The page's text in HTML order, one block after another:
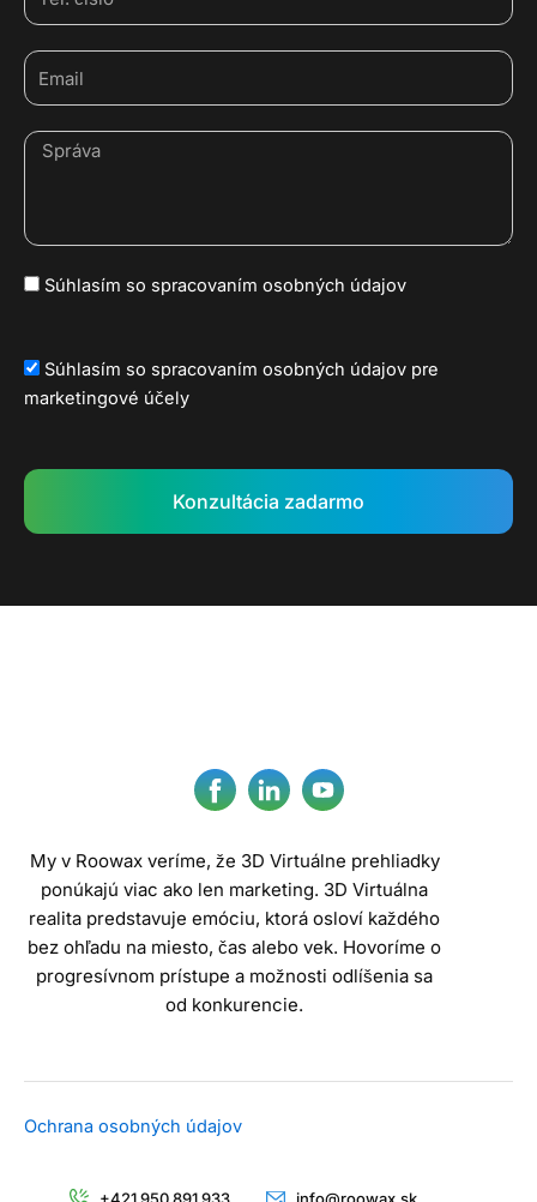
číslo
Email
Správa
GPDRSúhlasím so spracovaním osobných údajov
Marketing
Súhlasím so spracovaním osobných údajov pre
marketingové účely
Konzultácia zadarmo
My v Roowax veríme, že 3D Virtuálne prehliadky
ponúkajú viac ako len marketing. 3D Virtuálna
realita predstavuje emóciu, ktorá osloví každého
bez ohľadu na miesto, čas alebo vek. Hovoríme o
progresívnom prístupe a možnosti odlíšenia sa
od konkurencie.
Ochrana osobných údajov